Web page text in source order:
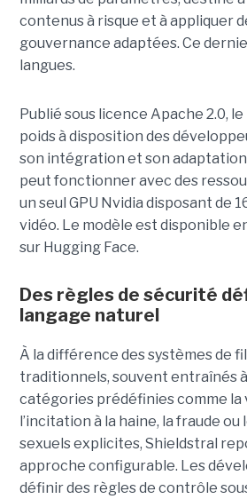
contenus à risque et à appliquer
gouvernance adaptées. Ce
langues.
Publié sous licence Apache 2.0,
poids à disposition des
son intégration et son
peut fonctionner avec des
un seul GPU Nvidia disposant de
vidéo. Le modèle est disponible
sur Hugging Face.
Des règles de sécurité
langage naturel
À la différence des systèmes de
traditionnels, souvent entraînés
catégories prédéfinies comme la
l’incitation à la haine, la fraude
sexuels explicites, Shieldstral
approche configurable. Les
définir des règles de contrôle